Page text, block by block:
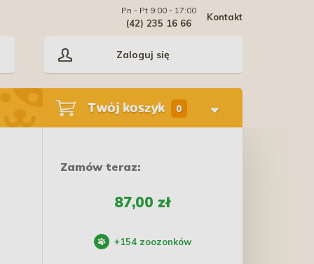
Kontakt
Pn - Pt 9:00 - 17:00
(42) 235 16 66
Zaloguj się
Twój koszyk 0
Zamów teraz:
87,00 zł
+154 zoozonków